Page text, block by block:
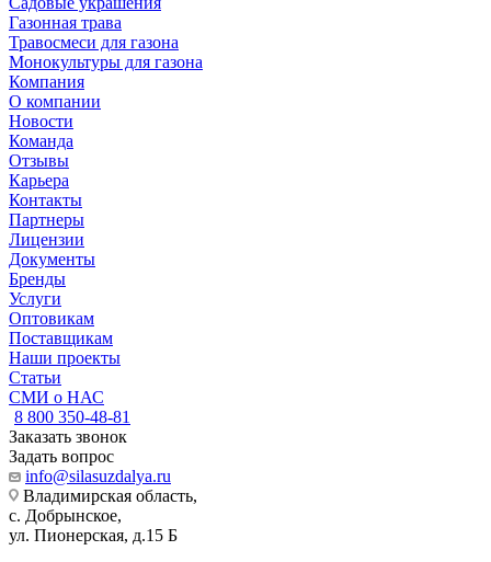
Газонная трава
Травосмеси для газона
Монокультуры для газона
Компания
О компании
Новости
Команда
Отзывы
Карьера
Контакты
Партнеры
Лицензии
Документы
Бренды
Услуги
Оптовикам
Поставщикам
Наши проекты
Статьи
СМИ о НАС
8 800 350-48-81
Заказать звонок
Задать вопрос
info@silasuzdalya.ru
Владимирская область,
с. Добрынское,
ул. Пионерская, д.15 Б